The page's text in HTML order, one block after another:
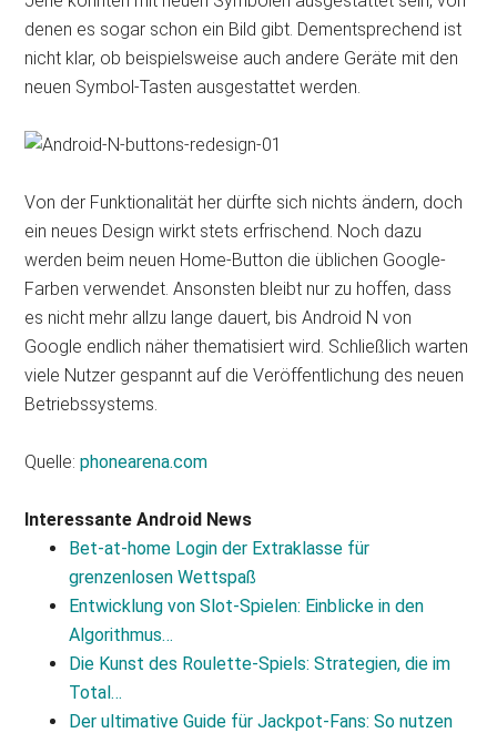
denen es sogar schon ein Bild gibt. Dementsprechend ist
nicht klar, ob beispielsweise auch andere Geräte mit den
neuen Symbol-Tasten ausgestattet werden.
Von der Funktionalität her dürfte sich nichts ändern, doch
ein neues Design wirkt stets erfrischend. Noch dazu
werden beim neuen Home-Button die üblichen Google-
Farben verwendet. Ansonsten bleibt nur zu hoffen, dass
es nicht mehr allzu lange dauert, bis Android N von
Google endlich näher thematisiert wird. Schließlich warten
viele Nutzer gespannt auf die Veröffentlichung des neuen
Betriebssystems.
Quelle:phonearena.com
Interessante Android News
Bet-at-home Login der Extraklasse für
grenzenlosen Wettspaß
Entwicklung von Slot-Spielen: Einblicke in den
Algorithmus…
Die Kunst des Roulette‑Spiels: Strategien, die im
Total…
Der ultimative Guide für Jackpot‑Fans: So nutzen